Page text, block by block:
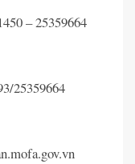
– 25359664
25359664